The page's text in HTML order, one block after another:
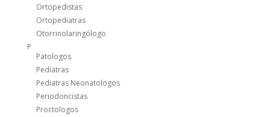
Ortopedistas
Ortopediatras
Otorrinolaringólogo
P
Patologos
Pediatras
Pediatras Neonatologos
Periodoncistas
Proctologos